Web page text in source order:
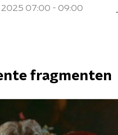
2025 07:00 - 09:00
fragmenten